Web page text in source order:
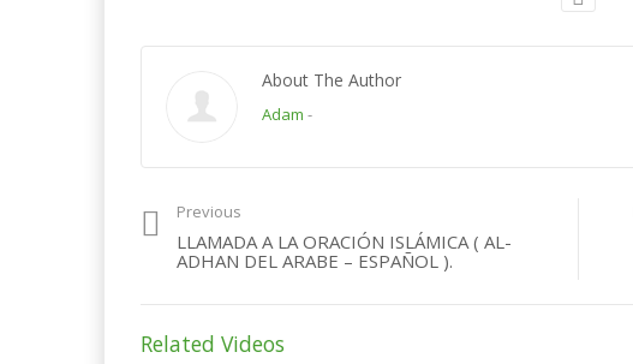
About The Author
Adam -
Previous
LLAMADA A LA ORACIÓN ISLÁMICA ( AL-
ADHAN DEL ARABE – ESPAÑOL ).
Related Videos